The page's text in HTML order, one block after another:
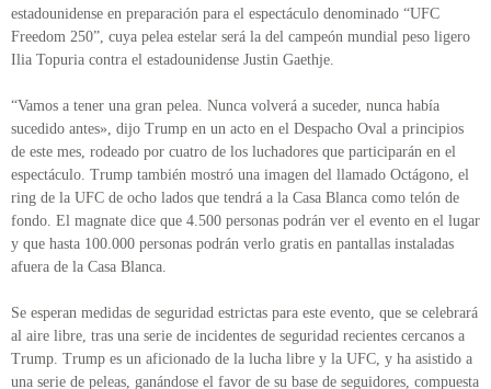
estadounidense en preparación para el espectáculo denominado “UFC
Freedom 250”, cuya pelea estelar será la del campeón mundial peso ligero
Ilia Topuria contra el estadounidense Justin Gaethje.
“Vamos a tener una gran pelea. Nunca volverá a suceder, nunca había
sucedido antes», dijo Trump en un acto en el Despacho Oval a principios
de este mes, rodeado por cuatro de los luchadores que participarán en el
espectáculo. Trump también mostró una imagen del llamado Octágono, el
ring de la UFC de ocho lados que tendrá a la Casa Blanca como telón de
fondo. El magnate dice que 4.500 personas podrán ver el evento en el lugar
y que hasta 100.000 personas podrán verlo gratis en pantallas instaladas
afuera de la Casa Blanca.
Se esperan medidas de seguridad estrictas para este evento, que se celebrará
al aire libre, tras una serie de incidentes de seguridad recientes cercanos a
Trump. Trump es un aficionado de la lucha libre y la UFC, y ha asistido a
una serie de peleas, ganándose el favor de su base de seguidores, compuesta